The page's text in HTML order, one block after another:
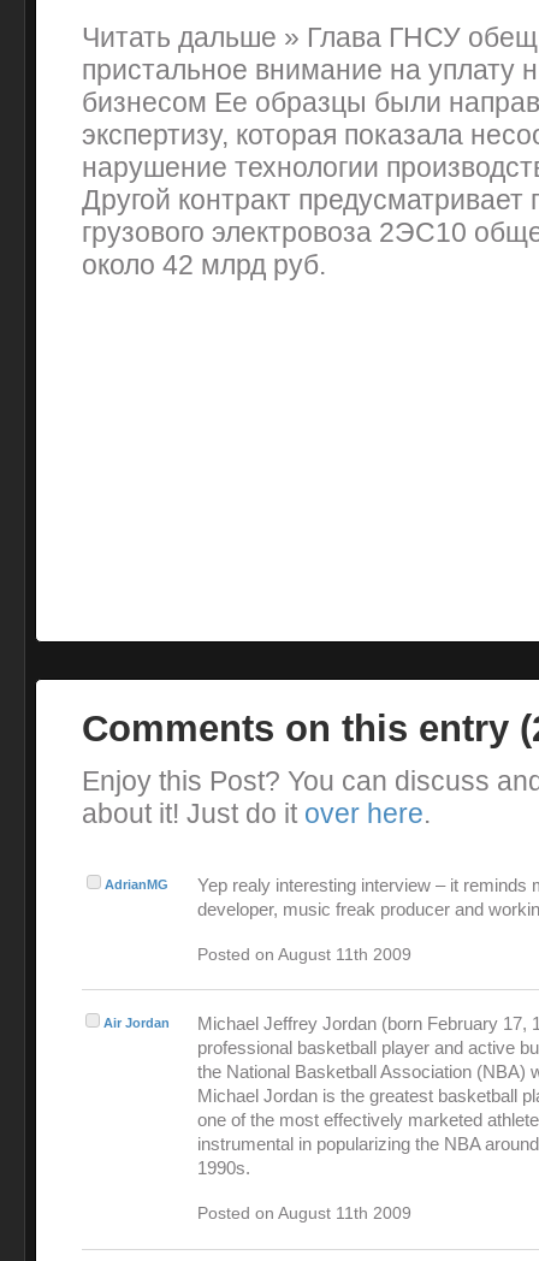
Читать дальше » Глава ГНСУ
пристальное внимание на уплату
бизнесом Ее образцы были
экспертизу, которая показала
нарушение технологии
Другой контракт предусматривает
грузового электровоза 2ЭС10
около 42 млрд руб.
Comments on this entry
Enjoy this Post? You can discuss
about it! Just do it over here.
AdrianMG
Yep realy interesting interview – it reminds
developer, music freak producer and
Posted on August 11th 2009
Air Jordan
Michael Jeffrey Jordan (born February 17,
professional basketball player and active
the National Basketball Association (NBA)
Michael Jordan is the greatest basketball
one of the most effectively marketed
instrumental in popularizing the NBA
1990s.
Posted on August 11th 2009